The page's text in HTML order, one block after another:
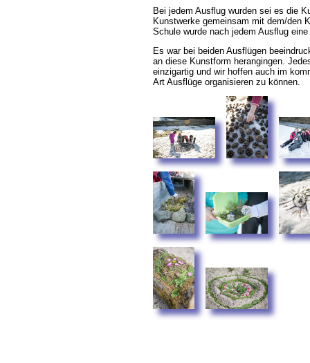
Bei jedem Ausflug wurden sei es die
Kunstwerke gemeinsam mit dem/den
Schule wurde nach jedem Ausflug
Es war bei beiden Ausflügen
an diese Kunstform herangingen.
einzigartig und wir hoffen auch im
Art Ausflüge organisieren zu können.